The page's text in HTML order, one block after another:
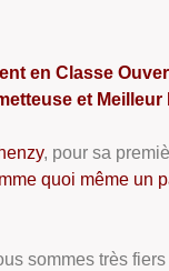
en Classe
et Meilleur
, pour sa
quoi même un
sommes très fiers